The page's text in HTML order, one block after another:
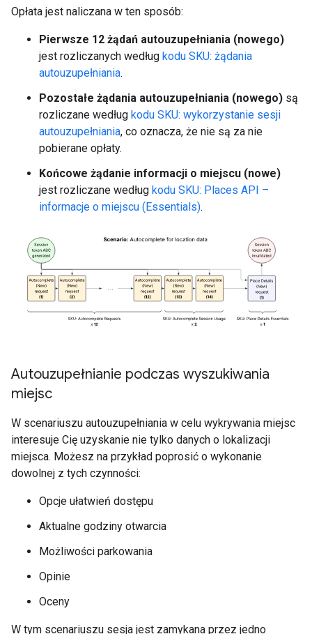
Opłata jest naliczana w ten sposób:
Pierwsze 12 żądań autouzupełniania (nowego)
jest rozliczanych według kodu SKU: żądania
autouzupełniania.
Pozostałe żądania autouzupełniania (nowego) są
rozliczane według kodu SKU: wykorzystanie sesji
autouzupełniania, co oznacza, że nie są za nie
pobierane opłaty.
Końcowe żądanie informacji o miejscu (nowe)
jest rozliczane według kodu SKU: Places API –
informacje o miejscu (Essentials).
Autouzupełnianie podczas wyszukiwania
miejsc
W scenariuszu autouzupełniania w celu wykrywania miejsc
interesuje Cię uzyskanie nie tylko danych o lokalizacji
miejsca. Możesz na przykład poprosić o wykonanie
dowolnej z tych czynności:
Opcje ułatwień dostępu
Aktualne godziny otwarcia
Możliwości parkowania
Opinie
Oceny
W tym scenariuszu sesja jest zamykana przez jedno